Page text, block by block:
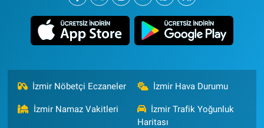
İzmir Nöbetçi Eczaneler İzmir Hava Durumu
İzmir Namaz Vakitleri
İzmir Trafik Yoğunluk
Haritası